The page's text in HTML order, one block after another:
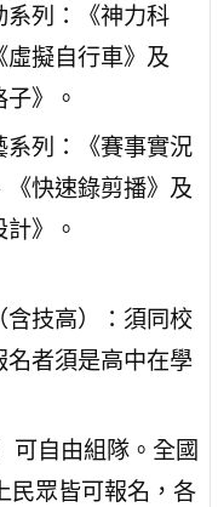
系列：《神力科
虛擬自行車》及
子》。
系列：《賽事實況
《快速錄剪播》及
計》。
含技高）：須同校
名者須是高中在學
可自由組隊。全國
民眾皆可報名，各